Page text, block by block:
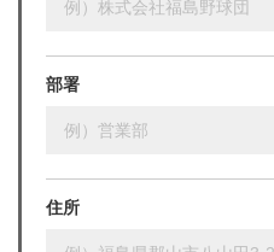
部署
住所